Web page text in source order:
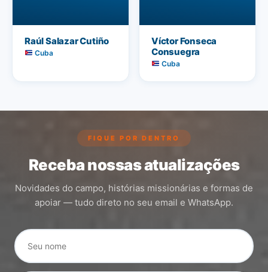
Raúl Salazar Cutiño
Cuba
Víctor Fonseca
Consuegra
Cuba
FIQUE POR DENTRO
Receba nossas atualizações
Novidades do campo, histórias missionárias e formas de
apoiar — tudo direto no seu email e WhatsApp.